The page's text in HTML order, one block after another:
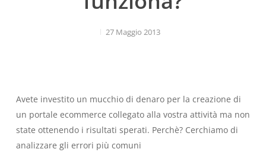
27 Maggio 2013
Avete investito un mucchio di denaro per la creazione di
un portale ecommerce collegato alla vostra attività ma non
state ottenendo i risultati sperati. Perchè? Cerchiamo di
analizzare gli errori più comuni